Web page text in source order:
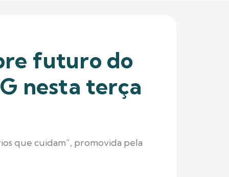
futuro do
nesta terça
que cuidam”, promovida pela